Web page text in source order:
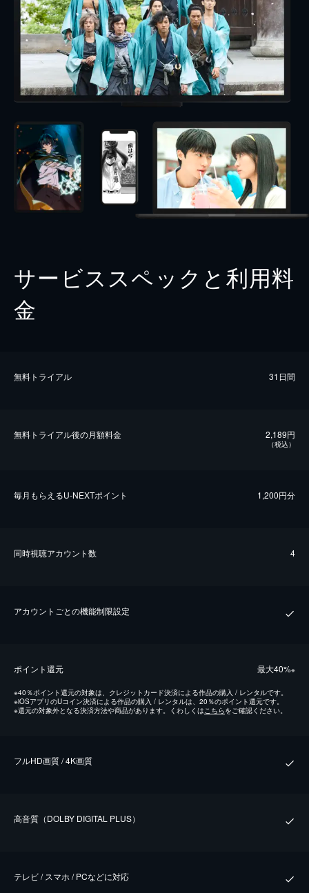
サービススペックと利用料
金
無料トライアル 31日間
無料トライアル後の⽉額料金 2,189円
（税込）
毎⽉もらえるU-NEXTポイント 1,200円分
同時視聴アカウント数 4
アカウントごとの機能制限設定
ポイント還元 最⼤40%※
※40％ポイント還元の対象は、クレジットカード決済による作品の購入 / レンタルです。
※iOSアプリのUコイン決済による作品の購入 / レンタルは、20％のポイント還元です。
※還元の対象外となる決済方法や商品があります。くわしくはこちらをご確認ください。
フルHD画質 / 4K画質
⾼⾳質（DOLBY DIGITAL PLUS）
テレビ / スマホ / PCなどに対応